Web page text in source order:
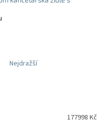
Nejdražší
177998 Kč